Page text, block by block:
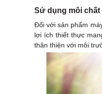
Sử dụng môi chất
Đối với sản phẩm
lợi ích thiết thực
thân thiện với môi